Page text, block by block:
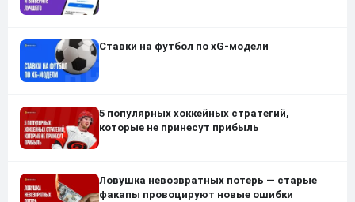
Ставки на футбол по xG-модели
5 популярных хоккейных стратегий,
которые не принесут прибыль
Ловушка невозвратных потерь — старые
факапы провоцируют новые ошибки